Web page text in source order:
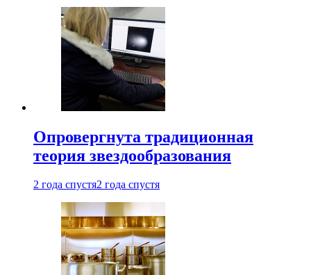
Опровергнута традиционная
теория звездообразования
2 года спустя2 года спустя